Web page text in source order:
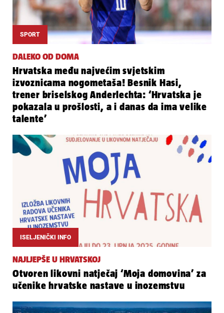
SPORT
DALEKO OD DOMA
Hrvatska među najvećim svjetskim
izvoznicama nogometaša! Besnik Hasi,
trener briselskog Anderlechta: ‘Hrvatska je
pokazala u prošlosti, a i danas da ima velike
talente’
ISELJENIČKI INFO
NAJLJEPŠE U HRVATSKOJ
Otvoren likovni natječaj ‘Moja domovina’ za
učenike hrvatske nastave u inozemstvu